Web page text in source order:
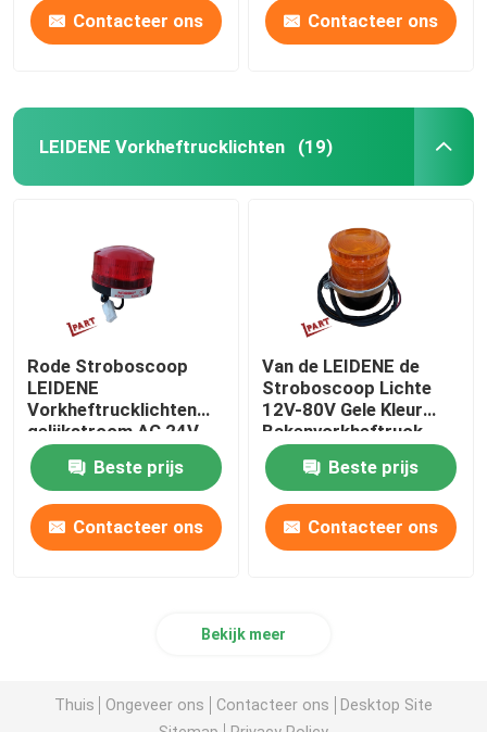
Contacteer ons Contacteer ons
LEIDENE Vorkheftrucklichten (19)
Rode Stroboscoop
LEIDENE
Vorkheftrucklichten
gelijkstroom AC 24V
voor Waarschuwing
Beste prijs
Contacteer ons
Van de LEIDENE de
Stroboscoop Lichte
12V-80V Gele Kleur
Bakenvorkheftruck
Beste prijs
Contacteer ons
Bekijk meer
Thuis Ongeveer ons Contacteer ons
Desktop Site